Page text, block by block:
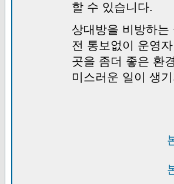
할 수 있습니다.
상대방을 비방하
전 통보없이 운영
곳을 좀더 좋은 환
미스러운 일이 생